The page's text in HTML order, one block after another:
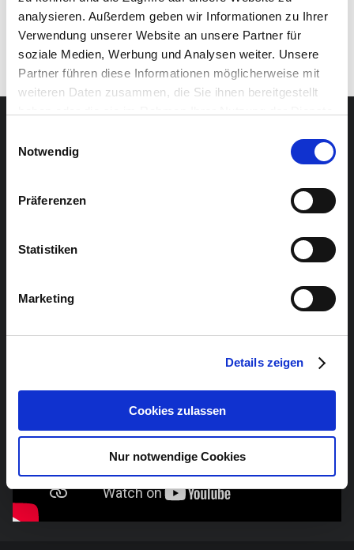
analysieren. Außerdem geben wir Informationen zu Ihrer
Verwendung unserer Website an unsere Partner für
soziale Medien, Werbung und Analysen weiter. Unsere
Partner führen diese Informationen möglicherweise mit
weiteren Daten zusammen, die Sie ihnen bereitgestellt
Notwendig
Präferenzen
Statistiken
Marketing
Details zeigen
Cookies zulassen
Nur notwendige Cookies
avenir meilleur. L’album lui a valu trois nominations aux
Danish Music Awards Roots.